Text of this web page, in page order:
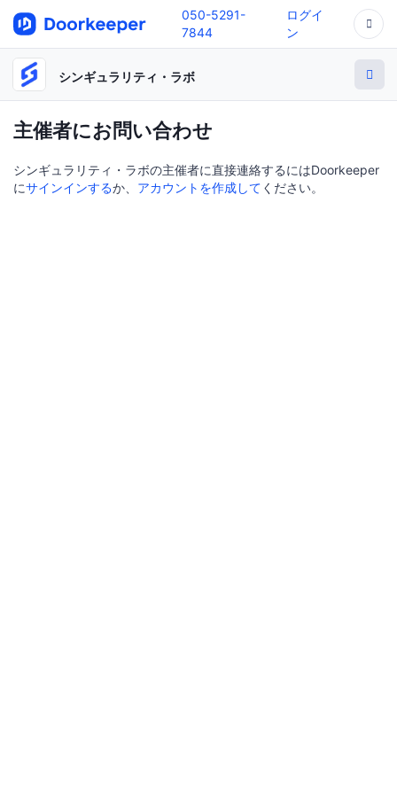
050-5291-
7844
ログイ
ン
シンギュラリティ・ラボ
主催者にお問い合わせ
シンギュラリティ・ラボの主催者に直接連絡するにはDoorkeeper
にサインインするか、 アカウントを作成して ください。